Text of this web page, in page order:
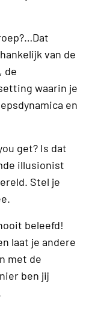
van de
de
waarin je
en
get? Is dat
illusionist
Stel je
beleefd!
laat je andere
met de
ben jij